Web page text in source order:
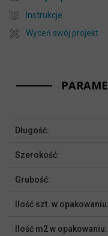
Instrukcje
Wyceń swój projekt
Długość:
Szerokość:
Grubość:
Ilość szt. w opakowaniu:
Ilość m2 w opakowaniu: